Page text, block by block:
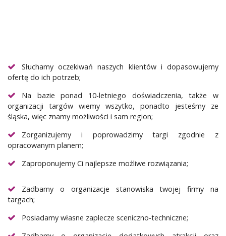
Słuchamy oczekiwań naszych klientów i dopasowujemy
ofertę do ich potrzeb;
Na bazie ponad 10-letniego doświadczenia, także w
organizacji targów wiemy wszytko, ponadto jesteśmy ze
śląska, więc znamy możliwości i sam region;
Zorganizujemy i poprowadzimy targi zgodnie z
opracowanym planem;
Zaproponujemy Ci najlepsze możliwe rozwiązania;
Zadbamy o organizacje stanowiska twojej firmy na
targach;
Posiadamy własne zaplecze sceniczno-techniczne;